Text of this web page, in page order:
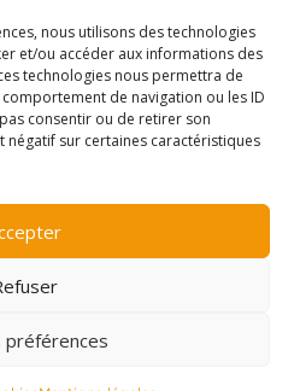
nous utilisons des technologies
et/ou accéder aux informations des
technologies nous permettra de
de navigation ou les ID
consentir ou de retirer son
négatif sur certaines caractéristiques
préférences
est certifiée conformément
National de Certification
à l’article L.6351-1 du
qualité a été délivrée au titre
qualité des OPCO.
psychologique et médiation